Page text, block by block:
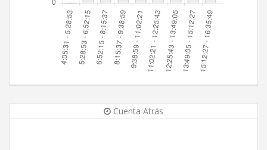
Cuenta Atrás